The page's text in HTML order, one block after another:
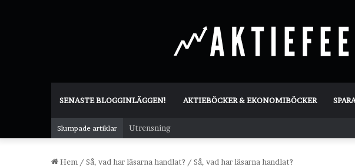
SENASTE BLOGGINLÄGGEN! AKTIEBÖCKER & EKONOMIBÖCKER
Slumpade artiklar Utrensning
Hem / Så, vad har läsarna handlat? / Så, vad har läsarna handlat?